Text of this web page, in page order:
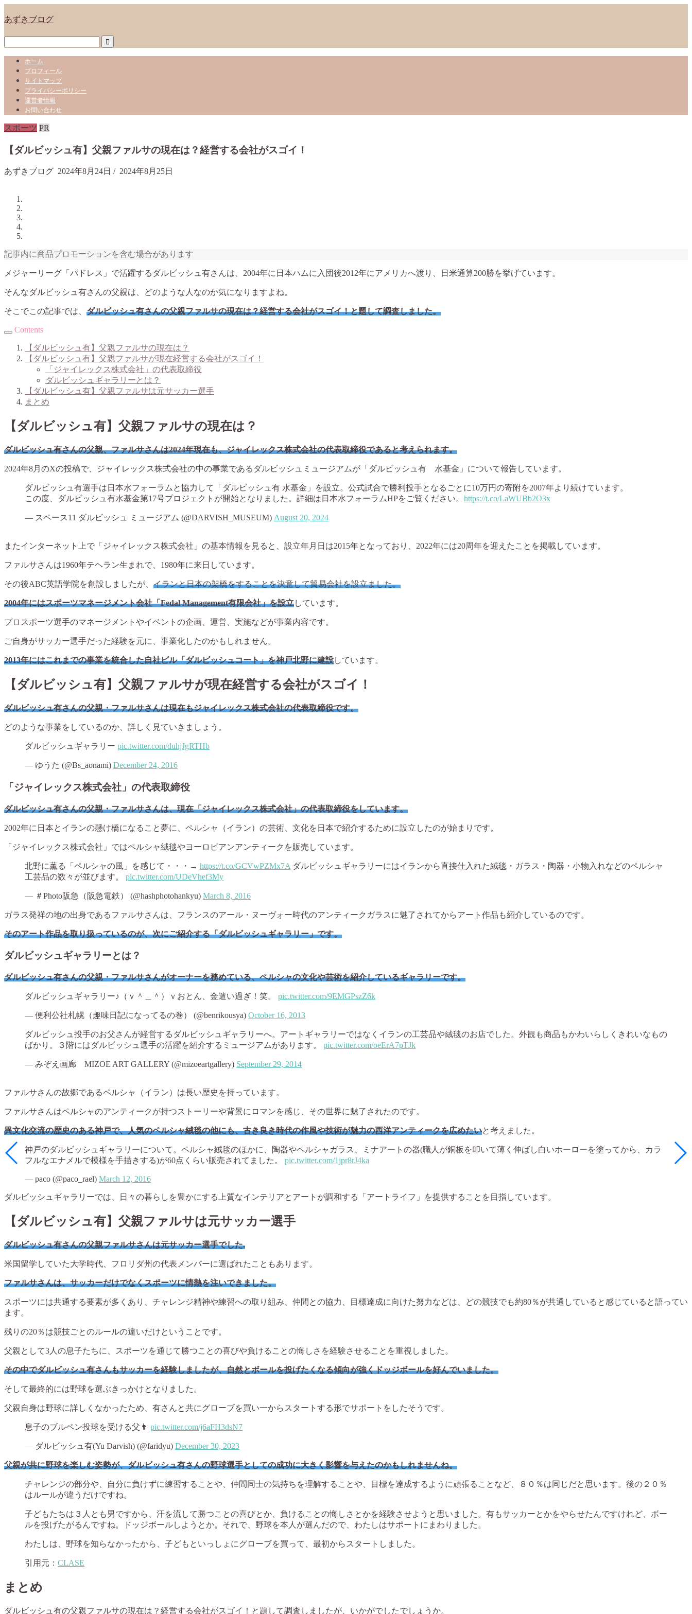
あずきブログ
ホーム
プロフィール
サイトマップ
プライバシーポリシー
運営者情報
お問い合わせ
スポーツ PR
【ダルビッシュ有】父親ファルサの現在は？経営する会社がスゴイ！
あずきブログ 2024年8月24日 / 2024年8月25日
記事内に商品プロモーションを含む場合があります
メジャーリーグ「パドレス」で活躍するダルビッシュ有さんは、2004年に日本ハムに入団後2012年にアメリカへ渡り、日米通算200勝を挙げています。
そんなダルビッシュ有さんの父親は、どのような人なのか気になりますよね。
そこでこの記事では、 ダルビッシュ有さんの父親ファルサの現在は？経営する会社がスゴイ！と題して調査しました。
Contents
【ダルビッシュ有】父親ファルサの現在は？
【ダルビッシュ有】父親ファルサが現在経営する会社がスゴイ！
「ジャイレックス株式会社」の代表取締役
ダルビッシュギャラリーとは？
【ダルビッシュ有】父親ファルサは元サッカー選手
まとめ
【ダルビッシュ有】父親ファルサの現在は？
ダルビッシュ有さんの父親、ファルサさんは2024年現在も、ジャイレックス株式会社の代表取締役であると考えられます。
2024年8月のXの投稿で、ジャイレックス株式会社の中の事業であるダルビッシュミュージアムが「ダルビッシュ有 水基金」について報告しています。
ダルビッシュ有選手は日本水フォーラムと協力して「ダルビッシュ有 水基金」を設立。公式試合で勝利投手となるごとに10万円の寄附を2007年より続けています。
この度、ダルビッシュ有水基金第17号プロジェクトが開始となりました。詳細は日本水フォーラムHPをご覧ください。 https://t.co/LaWUBb2O3x
— スペース11 ダルビッシュ ミュージアム (@DARVISH_MUSEUM) August 20, 2024
またインターネット上で「ジャイレックス株式会社」の基本情報を見ると、設立年月日は2015年となっており、2022年には20周年を迎えたことを掲載しています。
ファルサさんは1960年テヘラン生まれで、1980年に来日しています。
その後ABC英語学院を創設しましたが、 イランと日本の架橋をすることを決意して貿易会社を設立ました。
2004年にはスポーツマネージメント会社「Fedal Management有限会社」を設立しています。
プロスポーツ選手のマネージメントやイベントの企画、運営、実施などが事業内容です。
ご自身がサッカー選手だった経験を元に、事業化したのかもしれません。
2013年にはこれまでの事業を統合した自社ビル「ダルビッシュコート」を神戸北野に建設しています。
【ダルビッシュ有】父親ファルサが現在経営する会社がスゴイ！
ダルビッシュ有さんの父親・ファルサさんは現在もジャイレックス株式会社の代表取締役です。
どのような事業をしているのか、詳しく見ていきましょう。
ダルビッシュギャラリー pic.twitter.com/duhjJgRTHb
— ゆうた (@Bs_aonami) December 24, 2016
「ジャイレックス株式会社」の代表取締役
ダルビッシュ有さんの父親・ファルサさんは、現在「ジャイレックス株式会社」の代表取締役をしています。
2002年に日本とイランの懸け橋になること夢に、ペルシャ（イラン）の芸術、文化を日本で紹介するために設立したのが始まりです。
「ジャイレックス株式会社」ではペルシャ絨毯やヨーロピアンアンティークを販売しています。
北野に薫る「ペルシャの風」を感じて・・・→ https://t.co/GCVwPZMx7A ダルビッシュギャラリーにはイランから直接仕入れた絨毯・ガラス・陶器・小物入れなどのペルシャ
工芸品の数々が並びます。 pic.twitter.com/UDeVhef3My
— ＃Photo阪急（阪急電鉄） (@hashphotohankyu) March 8, 2016
ガラス発祥の地の出身であるファルサさんは、フランスのアール・ヌーヴォー時代のアンティークガラスに魅了されてからアート作品も紹介しているのです。
そのアート作品を取り扱っているのが、次にご紹介する「ダルビッシュギャラリー」です。
ダルビッシュギャラリーとは？
ダルビッシュ有さんの父親・ファルサさんがオーナーを務めている、ペルシャの文化や芸術を紹介しているギャラリーです。
ダルビッシュギャラリー♪（ｖ＾＿＾）ｖおとん、金遣い過ぎ！笑。 pic.twitter.com/9EMGPszZ6k
— 便利公社札幌（趣味日記になってるの巻） (@benrikousya) October 16, 2013
ダルビッシュ投手のお父さんが経営するダルビッシュギャラリーへ。アートギャラリーではなくイランの工芸品や絨毯のお店でした。外観も商品もかわいらしくきれいなもの
ばかり。３階にはダルビッシュ選手の活躍を紹介するミュージアムがあります。 pic.twitter.com/oeErA7pTJk
— みぞえ画廊 MIZOE ART GALLERY (@mizoeartgallery) September 29, 2014
ファルサさんの故郷であるペルシャ（イラン）は長い歴史を持っています。
ファルサさんはペルシャのアンティークが持つストーリーや背景にロマンを感じ、その世界に魅了されたのです。
異文化交流の歴史のある神戸で、人気のペルシャ絨毯の他にも、古き良き時代の作風や技術が魅力の西洋アンティークを広めたいと考えました。
神戸のダルビッシュギャラリーについて。ペルシャ絨毯のほかに、陶器やペルシャガラス、ミナアートの器(職人が銅板を叩いて薄く伸ばし白いホーローを塗ってから、カラ
フルなエナメルで模様を手描きする)が60点くらい販売されてました。 pic.twitter.com/1jpr8rJ4ka
— paco (@paco_rael) March 12, 2016
ダルビッシュギャラリーでは、日々の暮らしを豊かにする上質なインテリアとアートが調和する「アートライフ」を提供することを目指しています。
【ダルビッシュ有】父親ファルサは元サッカー選手
ダルビッシュ有さんの父親ファルサさんは元サッカー選手でした.
米国留学していた大学時代、フロリダ州の代表メンバーに選ばれたこともあります。
ファルサさんは、サッカーだけでなくスポーツに情熱を注いできました。
スポーツには共通する要素が多くあり、チャレンジ精神や練習への取り組み、仲間との協力、目標達成に向けた努力などは、どの競技でも約80％が共通していると感じていると語ってい
ます。
残りの20％は競技ごとのルールの違いだけということです。
父親として3人の息子たちに、スポーツを通じて勝つことの喜びや負けることの悔しさを経験させることを重視しました。
その中でダルビッシュ有さんもサッカーを経験しましたが、自然とボールを投げたくなる傾向が強くドッジボールを好んでいました。
そして最終的には野球を選ぶきっかけとなりました。
父親自身は野球に詳しくなかったため、有さんと共にグローブを買い一からスタートする形でサポートをしたそうです。
息子のブルペン投球を受ける父👨 pic.twitter.com/j6aFH3dsN7
— ダルビッシュ有(Yu Darvish) (@faridyu) December 30, 2023
父親が共に野球を楽しむ姿勢が、ダルビッシュ有さんの野球選手としての成功に大きく影響を与えたのかもしれませんね。
チャレンジの部分や、自分に負けずに練習することや、仲間同士の気持ちを理解することや、目標を達成するように頑張ることなど、８０％は同じだと思います。後の２０％
はルールが違うだけですね。
子どもたちは３人とも男ですから、汗を流して勝つことの喜びとか、負けることの悔しさとかを経験させようと思いました。有もサッカーとかをやらせたんですけれど、ボー
ルを投げたがるんですね。ドッジボールしようとか。それで、野球を本人が選んだので、わたしはサポートにまわりました。
わたしは、野球を知らなかったから、子どもといっしょにグローブを買って、最初からスタートしました。
引用元： CLASE
まとめ
ダルビッシュ有の父親ファルサの現在は？経営する会社がスゴイ！と題して調査しましたが、いかがでしたでしょうか。